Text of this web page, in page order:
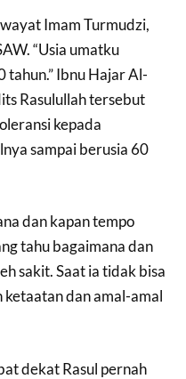
Imam Turmudzi,
“Usia umatku
tahun.” Ibnu Hajar Al-
Rasulullah tersebut
kepada
sampai berusia 60
dan kapan tempo
tahu bagaimana dan
sakit. Saat ia tidak bisa
dan amal-amal
dekat Rasul pernah